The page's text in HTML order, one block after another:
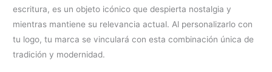
escritura, es un objeto icónico que despierta nostalgia y
mientras mantiene su relevancia actual. Al personalizarlo con
tu logo, tu marca se vinculará con esta combinación única de
tradición y modernidad.